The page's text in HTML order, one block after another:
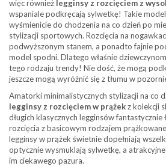
więc również legginsy z rozcięciem z
wspaniale podkręcają sylwetkę! Takie
wyśmienicie do chodzenia na co dzień po
stylizacji sportowych. Rozcięcia na
podwyższonym stanem, a ponadto fajnie
model spodni. Dlatego właśnie
tego rodzaju trendy! Nie dość, że mogą
jeszcze mogą wyróżnić się z tłumu w
Amatorki minimalistycznych stylizacji na co
legginsy z rozcięciem w prążekz kolekcji
długich klasycznych legginsów fantastycznie
rozcięcia z basicowym rodzajem
legginsy w prążek świetnie dopełniają
optycznie wysmuklają sylwetkę, a
im ciekawego pazura.